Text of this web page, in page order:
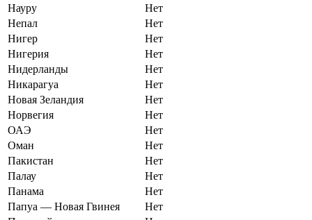
Науру
Нет
Непал
Нет
Нигер
Нет
Нигерия
Нет
Нидерланды
Нет
Никарагуа
Нет
Новая Зеландия
Нет
Норвегия
Нет
ОАЭ
Нет
Оман
Нет
Пакистан
Нет
Палау
Нет
Панама
Нет
Папуа — Новая Гвинея
Нет